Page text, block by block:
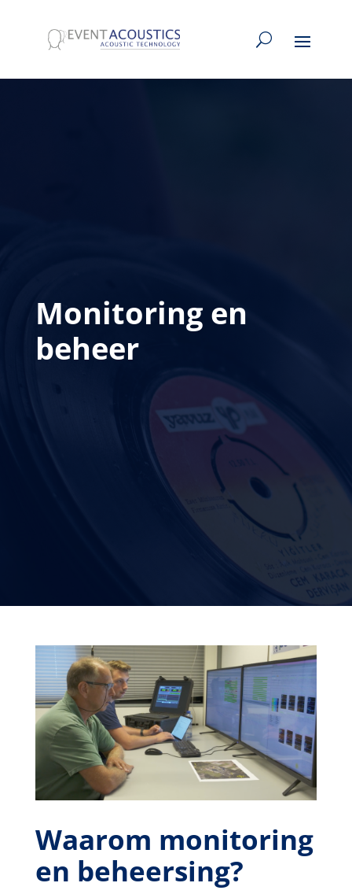
Monitoring en
beheer
Waarom monitoring
en beheersing?